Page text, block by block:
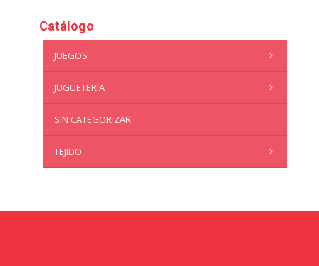
Catálogo
JUEGOS
JUGUETERÍA
SIN CATEGORIZAR
TEJIDO